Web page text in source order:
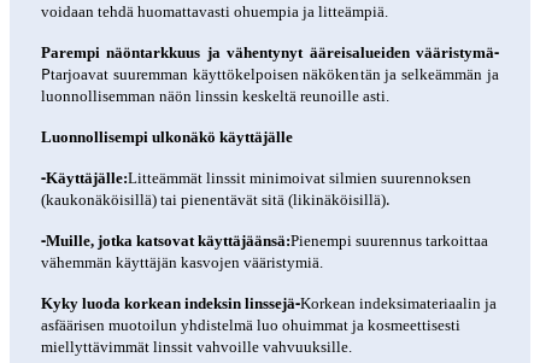
voidaan tehdä huomattavasti ohuempia ja litteämpiä.
Parempi näöntarkkuus ja vähentynyt ääreisalueiden vääristymä-
Ptarjoavat suuremman käyttökelpoisen näkökentän ja selkeämmän ja
luonnollisemman näön linssin keskeltä reunoille asti.
Luonnollisempi ulkonäkö käyttäjälle
-Käyttäjälle:Litteämmät linssit minimoivat silmien suurennoksen
(kaukonäköisillä) tai pienentävät sitä (likinäköisillä).
-Muille, jotka katsovat käyttäjäänsä:Pienempi suurennus tarkoittaa
vähemmän käyttäjän kasvojen vääristymiä.
Kyky luoda korkean indeksin linssejä-Korkean indeksimateriaalin ja
asfäärisen muotoilun yhdistelmä luo ohuimmat ja kosmeettisesti
miellyttävimmät linssit vahvoille vahvuuksille.